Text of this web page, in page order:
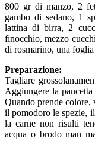
800 gr di manzo, 2
gambo di sedano, 1
lattina di birra, 2
finocchio, mezzo
di rosmarino, una
Preparazione:
Tagliare
Aggiungere la
Quando prende colore,
il pomodoro le spezie,
la carne non risulti
acqua o brodo man